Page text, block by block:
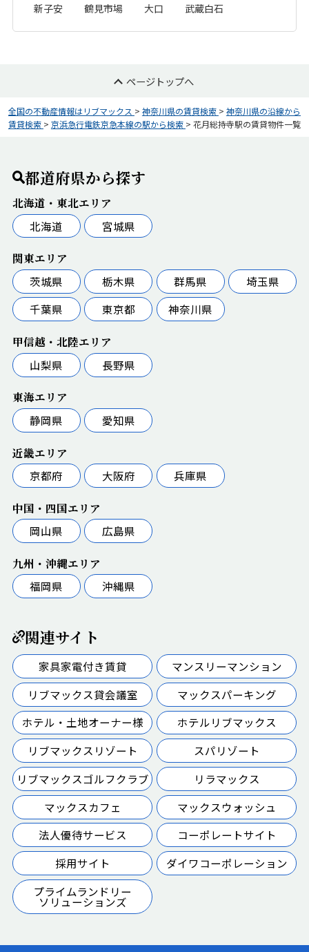
新子安
鶴見市場 大口 武蔵白石
ページトップへ
全国の不動産情報はリブマックス > 神奈川県の賃貸検索 > 神奈川県の沿線から
賃貸検索 > 京浜急行電鉄京急本線の駅から検索 > 花月総持寺駅の賃貸物件一覧
都道府県から探す
北海道・東北エリア
北海道
宮城県
関東エリア
茨城県
栃木県 群馬県
埼玉県
千葉県
東京都 神奈川県
甲信越・北陸エリア
山梨県
長野県
東海エリア
静岡県
愛知県
近畿エリア
京都府
大阪府 兵庫県
中国・四国エリア
岡山県
広島県
九州・沖縄エリア
福岡県
沖縄県
関連サイト
家具家電付き賃貸
マンスリーマンション
リブマックス貸会議室
マックスパーキング
ホテル・土地オーナー様
ホテルリブマックス
リブマックスリゾート
スパリゾート
リブマックスゴルフクラブ
リラマックス
マックスカフェ
マックスウォッシュ
法人優待サービス
コーポレートサイト
採用サイト
ダイワコーポレーション
プライムランドリー
ソリューションズ